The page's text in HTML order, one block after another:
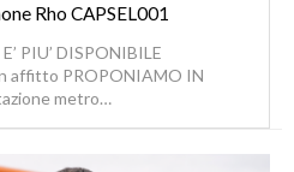
Rho CAPSEL001
PIU’ DISPONIBILE
affitto PROPONIAMO IN
metro…